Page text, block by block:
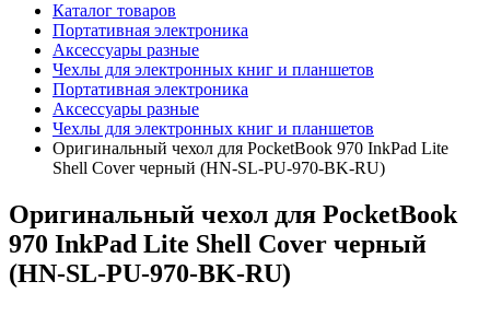
Каталог товаров
Портативная электроника
Аксессуары разные
Чехлы для электронных книг и планшетов
Портативная электроника
Аксессуары разные
Чехлы для электронных книг и планшетов
Оригинальный чехол для PocketBook 970 InkPad Lite
Shell Cover черный (HN-SL-PU-970-BK-RU)
Оригинальный чехол для PocketBook
970 InkPad Lite Shell Cover черный
(HN-SL-PU-970-BK-RU)